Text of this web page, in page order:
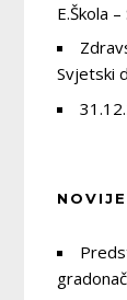
E.Škola
Svjetski